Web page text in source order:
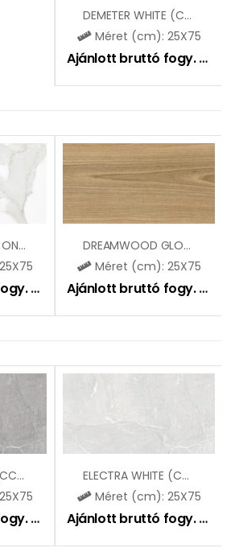
DEMETER WHITE (CCR148)
Méret (cm): 25X75
Ajánlott bruttó fogy. ár:
DEMETER WHITE ONDA (CCR149)
Ajánlott bruttó fogy. ár: 10490Ft
DREAMWOOD GLOSSY
Méret (cm): 25X75
Ajánlott bruttó fogy. ár:
ELECTRA GREY (CCR147)
Ajánlott bruttó fogy. ár: 9490Ft
ELECTRA WHITE (CCR146)
Méret (cm): 25X75
Ajánlott bruttó fogy. ár: